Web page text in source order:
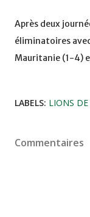
Après deux
éliminatoires
Mauritanie (1-4)
LABELS: LIONS
Commentaires